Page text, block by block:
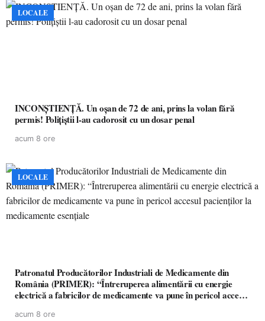
LOCALE
INCONȘTIENȚĂ. Un oșan de 72 de ani, prins la volan fără
permis! Polițiștii l-au cadorosit cu un dosar penal
acum 8 ore
LOCALE
Patronatul Producătorilor Industriali de Medicamente din
România (PRIMER): “Întreruperea alimentării cu energie
electrică a fabricilor de medicamente va pune în pericol accesul
acum 8 ore